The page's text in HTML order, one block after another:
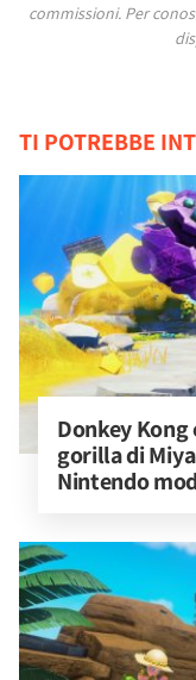
commissioni. Per
TI POTREBBE
Donkey Kong
gorilla di
Nintendo